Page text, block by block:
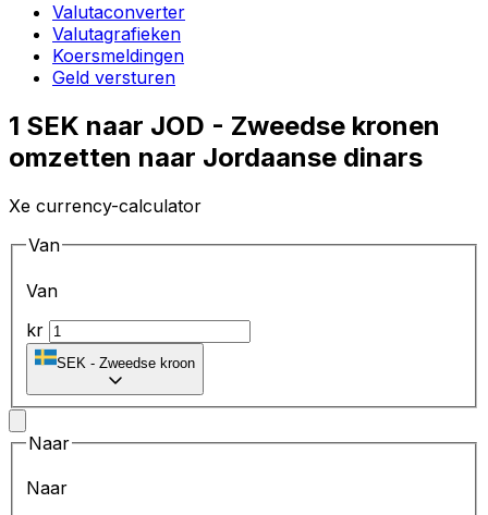
Valutaconverter
Valutagrafieken
Koersmeldingen
Geld versturen
1 SEK naar JOD - Zweedse kronen
omzetten naar Jordaanse dinars
Xe currency-calculator
Van
Van
kr
SEK - Zweedse kroon
Naar
Naar